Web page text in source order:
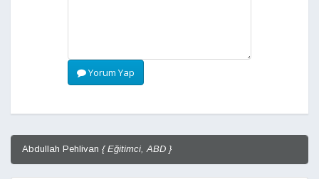
Yorum Yap
Abdullah Pehlivan { Eğitimci, ABD }